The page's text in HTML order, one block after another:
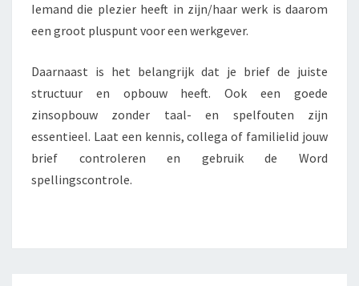
Iemand die plezier heeft in zijn/haar werk is daarom
een groot pluspunt voor een werkgever.
Daarnaast is het belangrijk dat je brief de juiste
structuur en opbouw heeft. Ook een goede
zinsopbouw zonder taal- en spelfouten zijn
essentieel. Laat een kennis, collega of familielid jouw
brief controleren en gebruik de Word
spellingscontrole.